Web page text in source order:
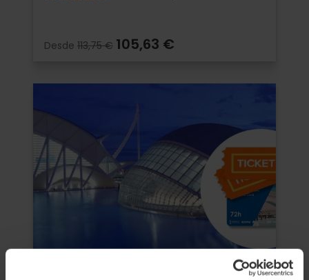
Desde 113,75 € 105,63 €